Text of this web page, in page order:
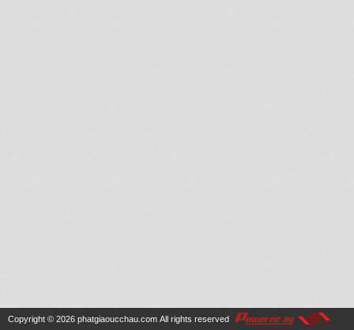
Copyright © 2026 phatgiaoucchau.com All rights reserved